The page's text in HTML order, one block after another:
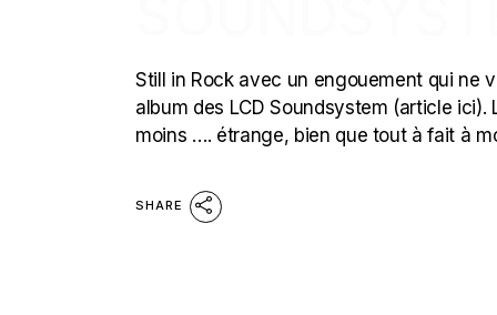
Still in Rock avec un engouement qui ne
album des LCD Soundsystem (article
moins …. étrange, bien que tout à fait à
SHARE